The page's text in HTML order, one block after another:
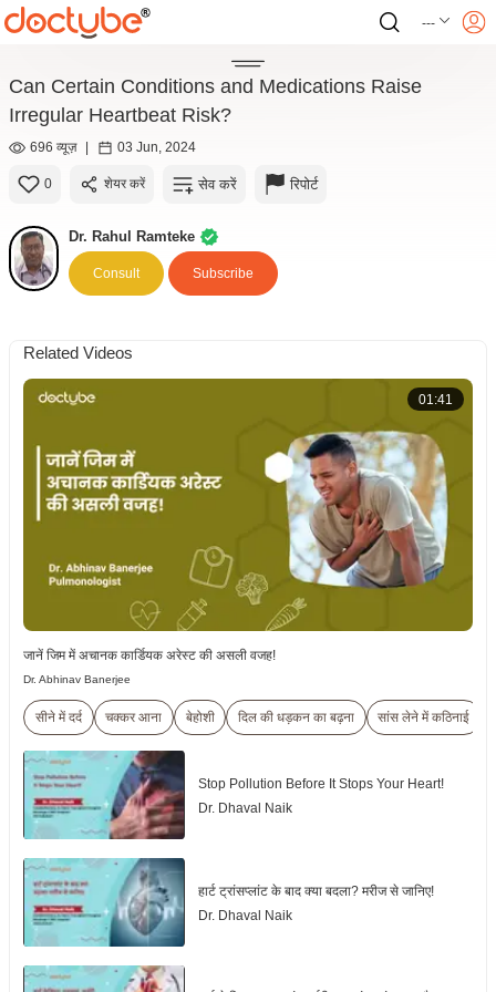
---
Can Certain Conditions and Medications Raise
Irregular Heartbeat Risk?
696 व्यूज़ | 03 Jun, 2024
0 शेयर करें सेव करें रिपोर्ट
Dr. Rahul Ramteke
Consult Subscribe
Related Videos
01:41
जानें जिम में अचानक कार्डियक अरेस्ट की असली वजह!
Dr. Abhinav Banerjee
सीने में दर्द चक्कर आना बेहोशी दिल की धड़कन का बढ़ना सांस लेने में कठिनाई
Stop Pollution Before It Stops Your Heart!
Dr. Dhaval Naik
हार्ट ट्रांसप्लांट के बाद क्या बदला? मरीज से जानिए!
Dr. Dhaval Naik